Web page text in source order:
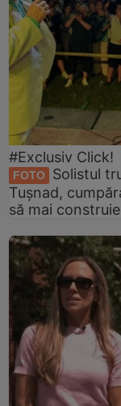
#Exclusiv Click!
FOTO
Solistul
Tușnad,
să mai